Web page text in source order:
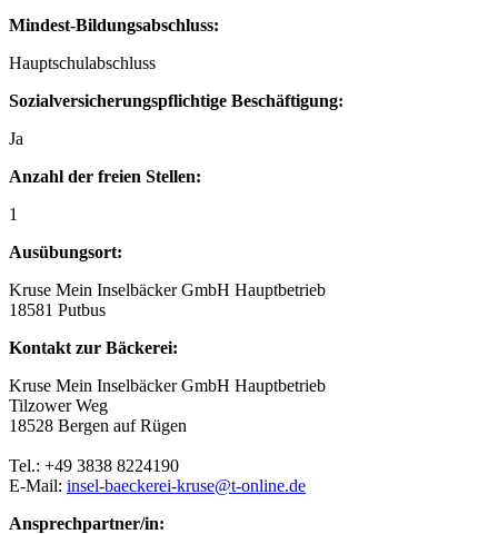
Mindest-Bildungsabschluss:
Hauptschulabschluss
Sozialversicherungspflichtige Beschäftigung:
Ja
Anzahl der freien Stellen:
1
Ausübungsort:
Kruse Mein Inselbäcker GmbH Hauptbetrieb
18581 Putbus
Kontakt zur Bäckerei:
Kruse Mein Inselbäcker GmbH Hauptbetrieb
Tilzower Weg
18528 Bergen auf Rügen
Tel.: +49 3838 8224190
E-Mail: insel-baeckerei-kruse@t-online.de
Ansprechpartner/in: